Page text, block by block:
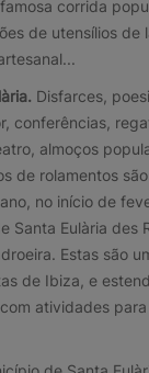
corrida
de utensílios
Disfarces,
conferências,
almoços
de rolamentos
no início de
Santa Eulària des
Estas são
de Ibiza, e
atividades